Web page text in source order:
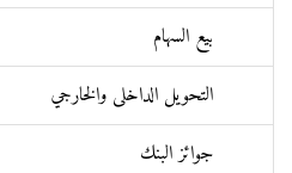
بيع السهام
التحويل الداخلی والخارجي
جوائز البنك